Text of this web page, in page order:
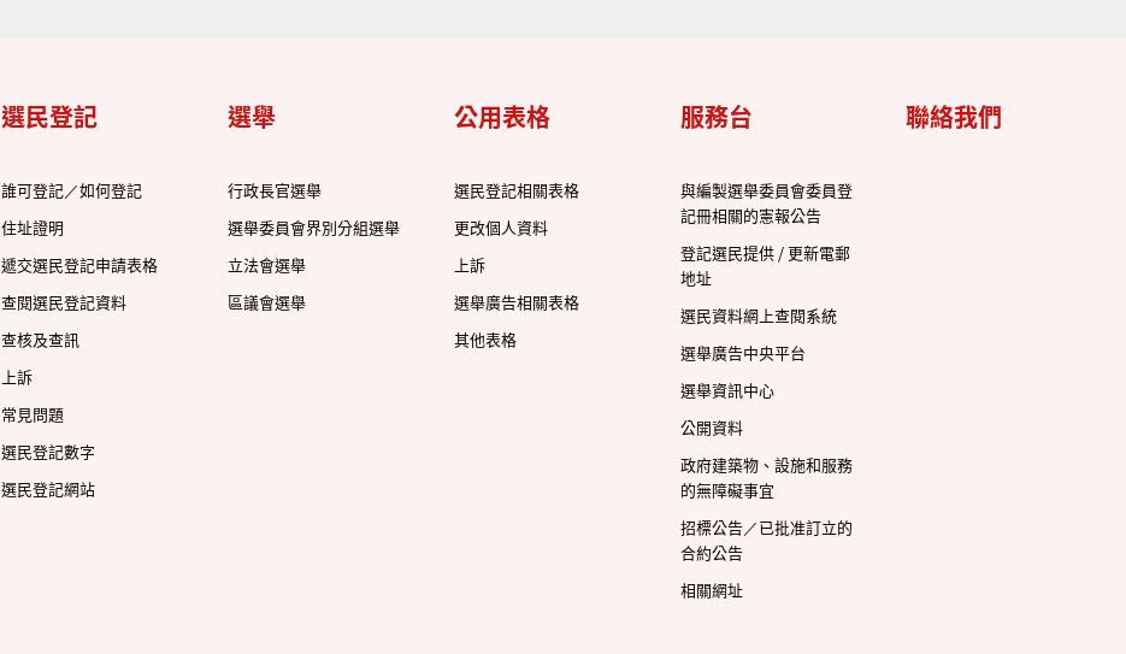
選民登記
誰可登記／如何登記
住址證明
遞交選民登記申請表格
查閱選民登記資料
查核及查訊
上訴
常見問題
選民登記數字
選民登記網站
選舉
行政長官選舉
選舉委員會界別分組選舉
立法會選舉
區議會選舉
公用表格
選民登記相關表格
更改個人資料
上訴
選舉廣告相關表格
其他表格
服務台
與編製選舉委員會委員登
記冊相關的憲報公告
登記選民提供 / 更新電郵
地址
選民資料網上查閱系統
選舉廣告中央平台
選舉資訊中心
公開資料
政府建築物、設施和服務
的無障礙事宜
招標公告／已批准訂立的
合約公告
相關網址
聯絡我們